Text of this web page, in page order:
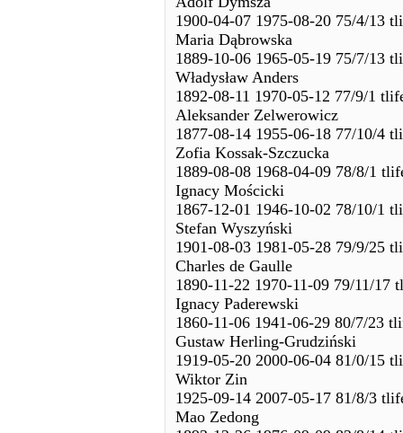
1900-04-07 1975-08-20 75/4/13
Maria Dąbrowska
1889-10-06 1965-05-19 75/7/13
Władysław Anders
1892-08-11 1970-05-12 77/9/1
Aleksander Zelwerowicz
1877-08-14 1955-06-18 77/10/4
Zofia Kossak-Szczucka
1889-08-08 1968-04-09 78/8/1
Ignacy Mościcki
1867-12-01 1946-10-02 78/10/1
Stefan Wyszyński
1901-08-03 1981-05-28 79/9/25
Charles de Gaulle
1890-11-22 1970-11-09 79/11/17
Ignacy Paderewski
1860-11-06 1941-06-29 80/7/23
Gustaw Herling-Grudziński
1919-05-20 2000-06-04 81/0/15
Wiktor Zin
1925-09-14 2007-05-17 81/8/3
Mao Zedong